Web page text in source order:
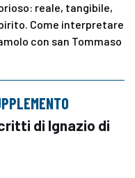
reale, tangibile,
Come interpretare
con san Tommaso
di Ignazio di